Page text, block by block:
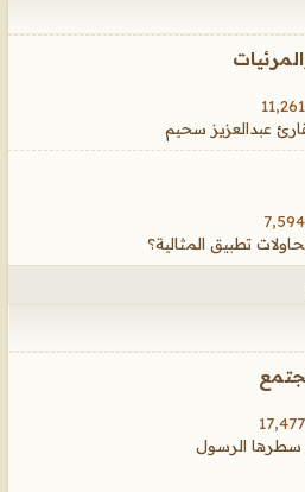
عبدالعزيز سحيم
تطبيق المثالية؟
الرسول